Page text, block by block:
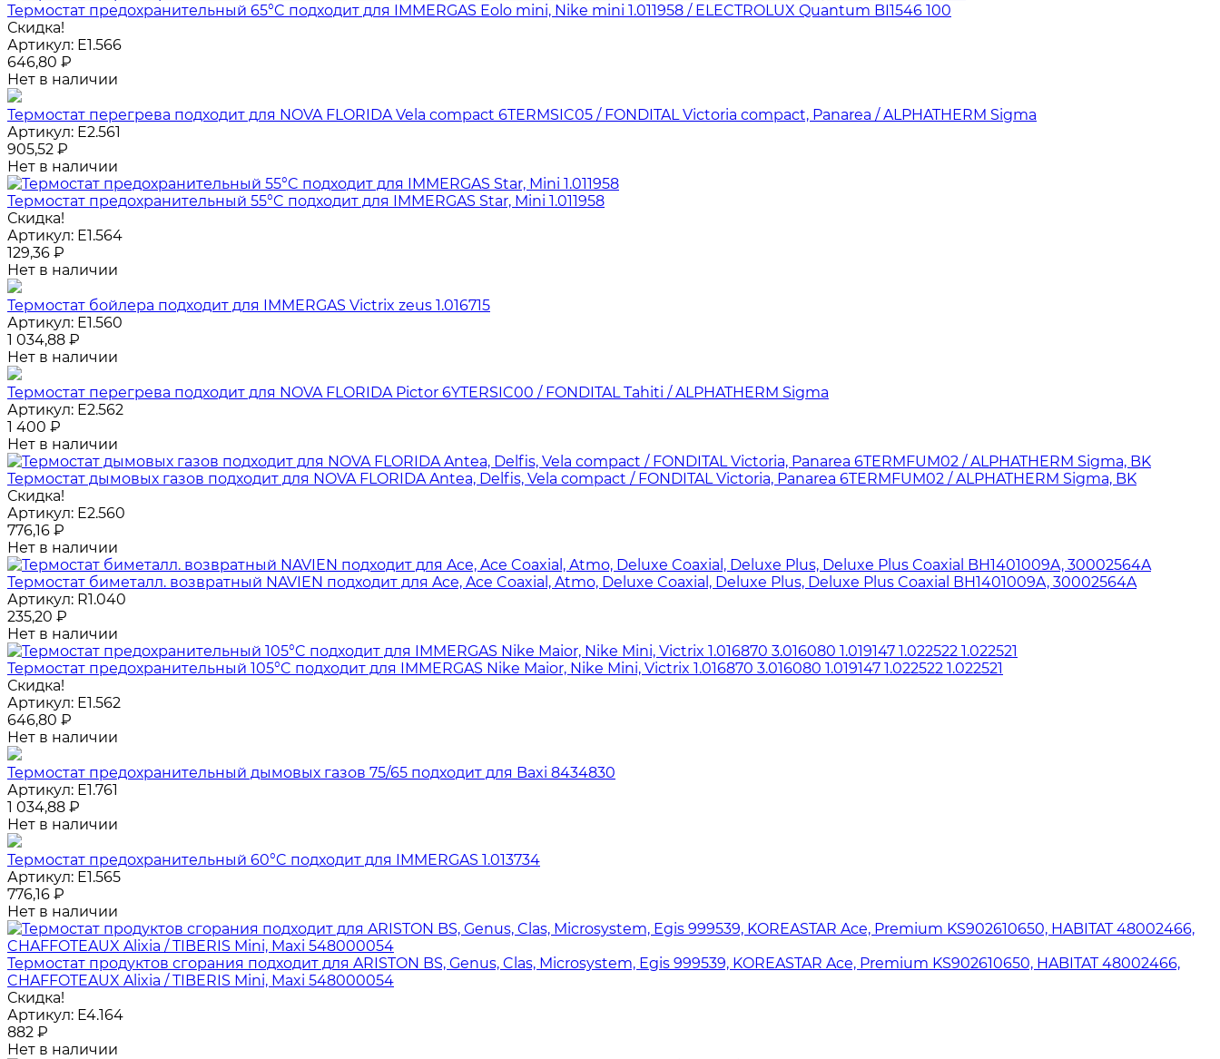
Термостат предохранительный 65°C подходит для IMMERGAS Eolo mini, Nike mini 1.011958 / ELECTROLUX Quantum BI1546 100
Скидка!
Артикул: E1.566
646,80 ₽
Нет в наличии
Термостат перегрева подходит для NOVA FLORIDA Vela compact 6TERMSIC05 / FONDITAL Victoria compact, Panarea / ALPHATHERM Sigma
Артикул: E2.561
905,52 ₽
Нет в наличии
Термостат предохранительный 55°C подходит для IMMERGAS Star, Mini 1.011958
Скидка!
Артикул: E1.564
129,36 ₽
Нет в наличии
Термостат бойлера подходит для IMMERGAS Victrix zeus 1.016715
Артикул: E1.560
1 034,88 ₽
Нет в наличии
Термостат перегрева подходит для NOVA FLORIDA Pictor 6YTERSIC00 / FONDITAL Tahiti / ALPHATHERM Sigma
Артикул: E2.562
1 400 ₽
Нет в наличии
Термостат дымовых газов подходит для NOVA FLORIDA Antea, Delfis, Vela compact / FONDITAL Victoria, Panarea 6TERMFUM02 / ALPHATHERM Sigma, BK
Скидка!
Артикул: E2.560
776,16 ₽
Нет в наличии
Термостат биметалл. возвратный NAVIEN подходит для Ace, Ace Coaxial, Atmo, Deluxe Coaxial, Deluxe Plus, Deluxe Plus Coaxial BH1401009A, 30002564A
Артикул: R1.040
235,20 ₽
Нет в наличии
Термостат предохранительный 105°C подходит для IMMERGAS Nike Maior, Nike Mini, Victrix 1.016870 3.016080 1.019147 1.022522 1.022521
Скидка!
Артикул: E1.562
646,80 ₽
Нет в наличии
Термостат предохранительный дымовых газов 75/65 подходит для Baxi 8434830
Артикул: E1.761
1 034,88 ₽
Нет в наличии
Термостат предохранительный 60°C подходит для IMMERGAS 1.013734
Артикул: E1.565
776,16 ₽
Нет в наличии
Термостат продуктов сгорания подходит для ARISTON BS, Genus, Clas, Microsystem, Egis 999539, KOREASTAR Ace, Premium KS902610650, HABITAT 48002466,
CHAFFOTEAUX Alixia / TIBERIS Mini, Maxi 548000054
Скидка!
Артикул: E4.164
882 ₽
Нет в наличии